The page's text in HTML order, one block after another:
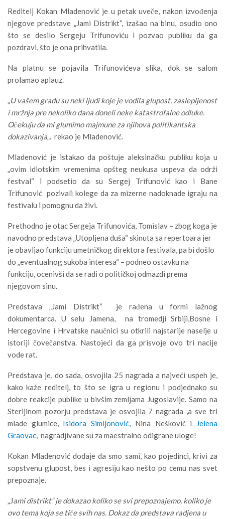
Reditelj Kokan Mladenović je u petak uveče, nakon izvođenja
njegove predstave „Jami Distrikt“, izašao na binu, osudio ono
što se desilo Sergeju Trifunoviću i pozvao publiku da ga
pozdravi, što je ona prihvatila.
Na platnu se pojavila Trifunovićeva slika, dok se salom
prolamao aplauz.
„U vašem gradu su neki ljudi koje je vodila glupost, zaslepljenost
i mržnja pre nekoliko dana doneli neke katastrofalne odluke.
Očekuju da mi glumimo majmune za njihova politikantska
dokazivanja„. rekao je Mladenović.
Mladenović je istakao da poštuje aleksinačku publiku koja u
„ovim idiotskim vremenima opšteg neukusa uspeva da održi
festval“ i podsetio da su Sergej Trifunović kao i Bane
Trifunović pozivali kolege da za mizerne nadoknade igraju na
festivalu i pomognu da živi.
Prethodno je otac Sergeja Trifunovića, Tomislav – zbog koga je
navodno predstava „Utopljena duša“ skinuta sa repertoara jer
je obavljao funkciju umetničkog direktora festivala, pa bi došlo
do „eventualnog sukoba interesa“ – podneo ostavku na
funkciju, ocenivši da se radi o političkoj odmazdi prema
njegovom sinu.
Predstava „Jami Distrikt“ je rađena u formi lažnog
dokumentarca. U selu Jamena, na tromedji Srbiji,Bosne i
Hercegovine i Hrvatske naučnici su otkrili najstarije naselje u
istoriji čovečanstva. Nastojeći da ga prisvoje ovo tri nacije
vode rat.
Predstava je, do sada, osvojila 25 nagrada a najveći uspeh je,
kako kaže reditelj, to što se igra u regionu i podjednako su
dobre reakcije publike u bivšim zemljama Jugoslavije. Samo na
Sterijinom pozorju predstava je osvojila 7 nagrada ,a sve tri
mlade glumice, Isidora Simijonović, Nina Nešković i
Jelena
Graovac, nagradjivane su za maestralno odigrane uloge!
Kokan Mladenović dodaje da smo sami, kao pojedinci, krivi za
sopstvenu glupost, bes i agresiju kao nešto po cemu nas svet
prepoznaje.
„Jami distrikt“ je dokazao koliko se svi prepoznajemo, koliko je
ovo tema koja se tiče svih nas. Dokaz da predstava radjena u